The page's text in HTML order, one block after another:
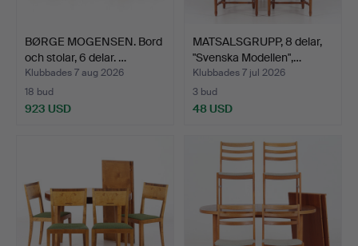
BØRGE MOGENSEN. Bord
och stolar, 6 delar. …
Klubbades 7 aug 2026
18 bud
923 USD
MATSALSGRUPP, 8 delar,
"Svenska Modellen",…
Klubbades 7 jul 2026
3 bud
48 USD